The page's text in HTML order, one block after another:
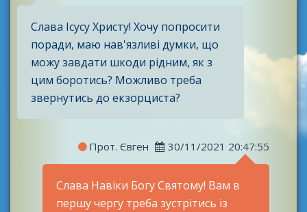
Слава Ісусу Христу! Хочу попросити
поради, маю нав'язливі думки, що
можу завдати шкоди рідним, як з
цим боротись? Можливо треба
звернутись до екзорциста?
Прот. Євген 30/11/2021 20:47:55
Слава Навіки Богу Святому! Вам в
першу чергу треба зустрітись із